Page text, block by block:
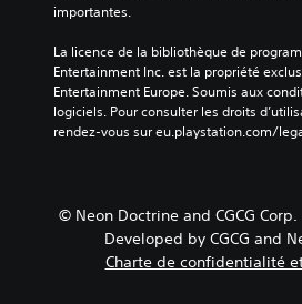
importantes.
La licence de la bibliothèque de
Entertainment Inc. est la propriété
Entertainment Europe. Soumis aux
logiciels. Pour consulter les droits
rendez-vous sur eu.playstation.com/
© Neon Doctrine and CGCG
Developed by CGCG and
Charte de confidentialité